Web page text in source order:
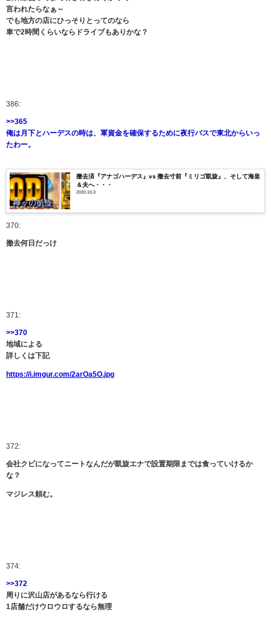
言われたらなぁ～
でも地方の店にひっそりとってのなら
車で2時間くらいならドライブもありかな？
386:
>>365
俺は月下とハーデスの時は、軍資金を確保するために夜行バスで東北からいっ
たわー。
撤去済『アナゴハーデス』vs 撤去寸前『ミリゴ凱旋』、そして海皇
＆夫へ・・・
2020.10.3
370:
撤去何日だっけ
371:
>>370
地域による
詳しくは下記
https://i.imgur.com/2arOa5O.jpg
372:
会社クビになってニートなんだが凱旋エナで設置期限までは食っていけるか
な？
マジレス頼む。
374:
>>372
周りに沢山店があるなら行ける
1店舗だけウロウロするなら無理